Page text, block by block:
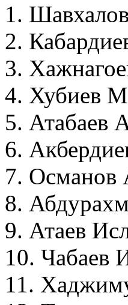
1.
2.
3.
4. Хубиев
5. Атабаев
6.
7. Османов
8.
9. Атаев
10. Чабаев
11.